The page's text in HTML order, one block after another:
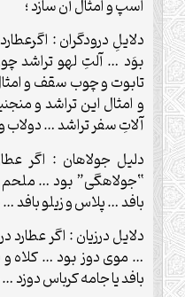
اسپ و امثال آن سازد ؛
دلايلِ درودگران :
بوَد … آلتِ لهو تراشد
تابوت و چوب سقف و
و امثال اين تراشد و
آلاتِ سفر تراشد … دولاب
دليل جولاهان : اگر
“جولاهگى” بود … ملحم
بافد … پلاس و زيلو
دلايل درزيان : اگر
… موى دوز بود … كلاه و
بافد يا جامه كرباس دوزد …